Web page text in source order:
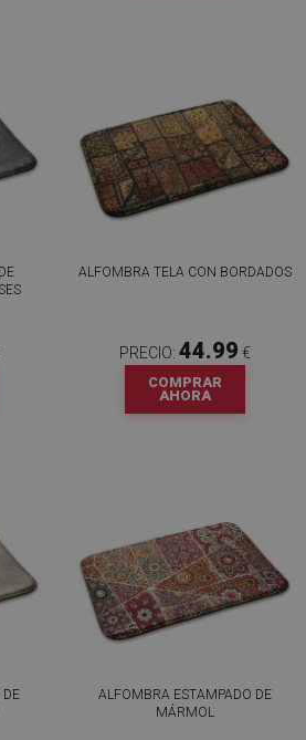
ALFOMBRA TELA CON BORDADOS
PRECIO: 44.99 €
COMPRAR
AHORA
ALFOMBRA ESTAMPADO DE
MÁRMOL